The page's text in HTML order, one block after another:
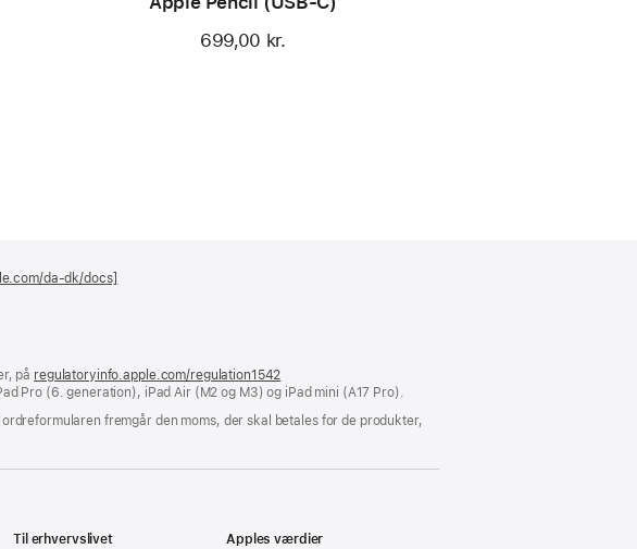
699,00 kr.
da-dk/docs]
på regulatoryinfo.apple.com/regulation1542
i
nyt
Pro (6. generation), iPad Air (M2 og M3) og iPad mini (A17 Pro).
fremgår den moms, der skal betales for de produkter,
Til erhvervslivet
Apples værdier